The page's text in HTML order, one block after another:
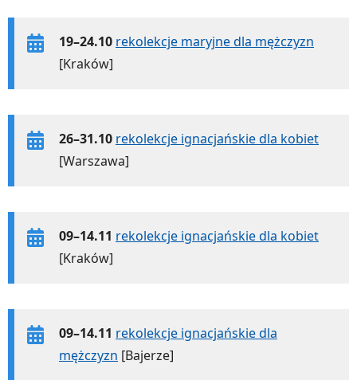
19–24.10 rekolekcje maryjne dla mężczyzn
[Kraków]
26–31.10 rekolekcje ignacjańskie dla kobiet
[Warszawa]
09–14.11 rekolekcje ignacjańskie dla kobiet
[Kraków]
09–14.11 rekolekcje ignacjańskie dla
mężczyzn [Bajerze]